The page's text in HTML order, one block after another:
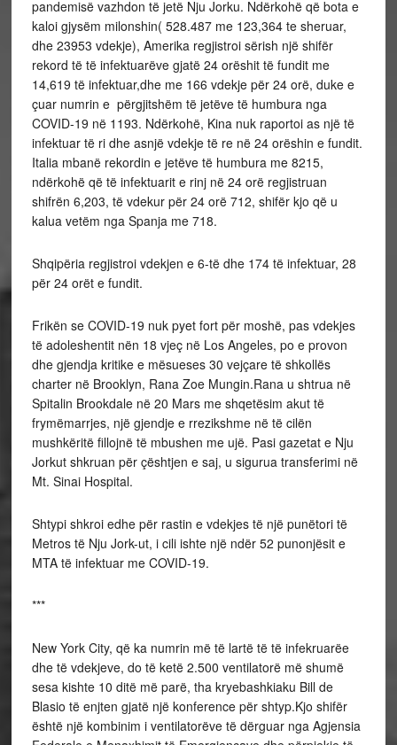
pandemisë vazhdon të jetë Nju Jorku. Ndërkohë që bota e
kaloi gjysëm milonshin( 528.487 me 123,364 te sheruar,
dhe 23953 vdekje), Amerika regjistroi sërish një shifër
rekord të të infektuarëve gjatë 24 orëshit të fundit me
14,619 të infektuar,dhe me 166 vdekje për 24 orë, duke e
çuar numrin e përgjitshëm të jetëve të humbura nga
COVID-19 në 1193. Ndërkohë, Kina nuk raportoi as një të
infektuar të ri dhe asnjë vdekje të re në 24 orëshin e fundit.
Italia mbanë rekordin e jetëve të humbura me 8215,
ndërkohë që të infektuarit e rinj në 24 orë regjistruan
shifrën 6,203, të vdekur për 24 orë 712, shifër kjo që u
kalua vetëm nga Spanja me 718.
Shqipëria regjistroi vdekjen e 6-të dhe 174 të infektuar, 28
për 24 orët e fundit.
Frikën se COVID-19 nuk pyet fort për moshë, pas vdekjes
të adoleshentit nën 18 vjeç në Los Angeles, po e provon
dhe gjendja kritike e mësueses 30 vejçare të shkollës
charter në Brooklyn, Rana Zoe Mungin.Rana u shtrua në
Spitalin Brookdale në 20 Mars me shqetësim akut të
frymëmarrjes, një gjendje e rrezikshme në të cilën
mushkëritë fillojnë të mbushen me ujë. Pasi gazetat e Nju
Jorkut shkruan për çështjen e saj, u sigurua transferimi në
Mt. Sinai Hospital.
Shtypi shkroi edhe për rastin e vdekjes të një punëtori të
Metros të Nju Jork-ut, i cili ishte një ndër 52 punonjësit e
MTA të infektuar me COVID-19.
***
New York City, që ka numrin më të lartë të të infekruarëe
dhe të vdekjeve, do të ketë 2.500 ventilatorë më shumë
sesa kishte 10 ditë më parë, tha kryebashkiaku Bill de
Blasio të enjten gjatë një konference për shtyp.Kjo shifër
është një kombinim i ventilatorëve të dërguar nga Agjensia